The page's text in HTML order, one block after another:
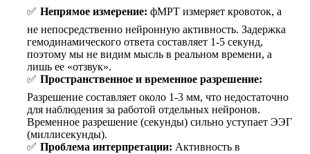
Непрямое измерение: фМРТ измеряет кровоток, а
не непосредственно нейронную активность. Задержка
гемодинамического ответа составляет 1-5 секунд,
поэтому мы не видим мысль в реальном времени, а
лишь ее «отзвук».
Пространственное и временное разрешение:
Разрешение составляет около 1-3 мм, что недостаточно
для наблюдения за работой отдельных нейронов.
Временное разрешение (секунды) сильно уступает ЭЭГ
(миллисекунды).
Проблема интерпретации: Активность в